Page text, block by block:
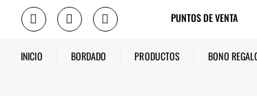
PUNTOS DE VENTA
INICIO BORDADO PRODUCTOS BONO